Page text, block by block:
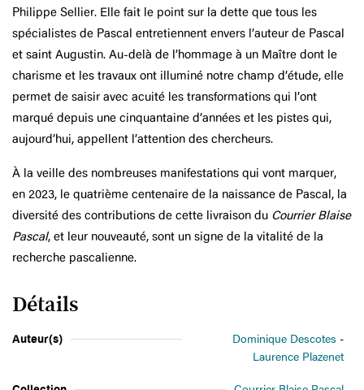
Philippe Sellier. Elle fait le point sur la dette que tous les
spécialistes de Pascal entretiennent envers l’auteur de Pascal
et saint Augustin. Au-delà de l’hommage à un Maître dont le
charisme et les travaux ont illuminé notre champ d’étude, elle
permet de saisir avec acuité les transformations qui l’ont
marqué depuis une cinquantaine d’années et les pistes qui,
aujourd’hui, appellent l’attention des chercheurs.
À la veille des nombreuses manifestations qui vont marquer,
en 2023, le quatrième centenaire de la naissance de Pascal, la
diversité des contributions de cette livraison du Courrier Blaise
Pascal, et leur nouveauté, sont un signe de la vitalité de la
recherche pascalienne.
Détails
Auteur(s)
Dominique Descotes
Laurence Plazenet